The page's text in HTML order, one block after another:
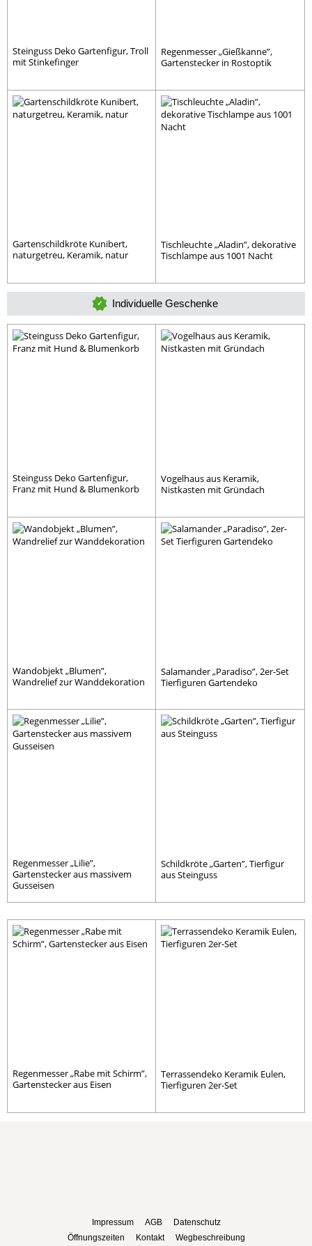
Steinguss Deko Gartenfigur, Troll
mit Stinkefinger
Regenmesser „Gießkanne”,
Gartenstecker in Rostoptik
Gartenschildkröte Kunibert,
naturgetreu, Keramik, natur
Tischleuchte „Aladin”, dekorative
Tischlampe aus 1001 Nacht
Individuelle Geschenke
Steinguss Deko Gartenfigur,
Franz mit Hund & Blumenkorb
Vogelhaus aus Keramik,
Nistkasten mit Gründach
Wandobjekt „Blumen”,
Wandrelief zur Wanddekoration
Salamander „Paradiso”, 2er-Set
Tierfiguren Gartendeko
Regenmesser „Lilie”,
Gartenstecker aus massivem
Gusseisen
Schildkröte „Garten”, Tierfigur
aus Steinguss
Regenmesser „Rabe mit Schirm”,
Gartenstecker aus Eisen
Terrassendeko Keramik Eulen,
Tierfiguren 2er-Set
Impressum AGB
Datenschutz
Öffnungszeiten
Kontakt Wegbeschreibung